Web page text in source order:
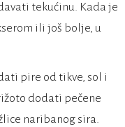
tekućinu. Kada je
ili još bolje, u
pire od tikve, sol i
dodati pečene
naribanog sira.